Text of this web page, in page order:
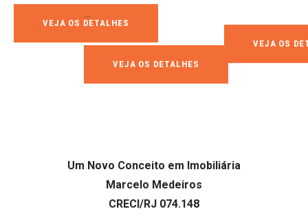
VEJA OS DETALHES
…
VEJA OS DETALHES
VEJA OS
Um Novo Conceito em Imobiliária
Marcelo Medeiros
CRECI/RJ 074.148